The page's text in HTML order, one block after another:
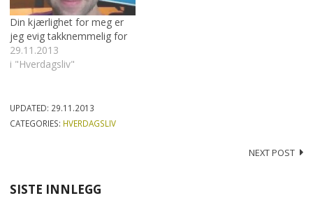
Din kjærlighet for meg er
jeg evig takknemmelig for
29.11.2013
i "Hverdagsliv"
UPDATED: 29.11.2013
CATEGORIES: HVERDAGSLIV
NEXT POST
SISTE INNLEGG